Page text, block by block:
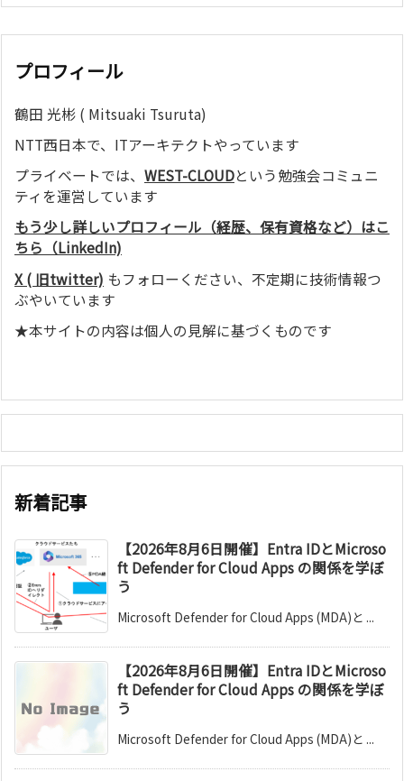
プロフィール
鶴田 光彬 ( Mitsuaki Tsuruta)
NTT西日本で、ITアーキテクトやっています
プライベートでは、 WEST-CLOUDという勉強会コミュニ
ティを運営しています
もう少し詳しいプロフィール（経歴、保有資格など）はこ
ちら（LinkedIn)
X ( 旧twitter) もフォローください、不定期に技術情報つ
ぶやいています
★本サイトの内容は個人の見解に基づくものです
新着記事
【2026年8月6日開催】Entra IDとMicroso
ft Defender for Cloud Apps の関係を学ぼ
う
Microsoft Defender for Cloud Apps (MDA)と ...
【2026年8月6日開催】Entra IDとMicroso
ft Defender for Cloud Apps の関係を学ぼ
う
Microsoft Defender for Cloud Apps (MDA)と ...